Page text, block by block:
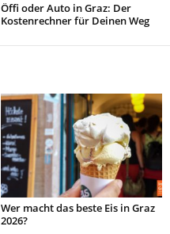
Öffi oder Auto in Graz: Der
Kostenrechner für Deinen Weg
Wer macht das beste Eis in Graz
2026?